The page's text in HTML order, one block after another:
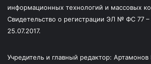
информационных технологий и массовых
Свидетельство о регистрации ЭЛ № ФС 77 –
25.07.2017.
Учредитель и главный редактор: Артамонов